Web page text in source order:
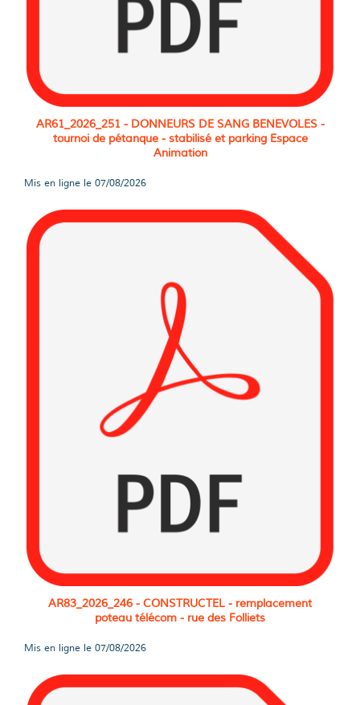
AR61_2026_251 - DONNEURS DE SANG BENEVOLES -
tournoi de pétanque - stabilisé et parking Espace
Animation
Mis en ligne le 07/08/2026
AR83_2026_246 - CONSTRUCTEL - remplacement
poteau télécom - rue des Folliets
Mis en ligne le 07/08/2026